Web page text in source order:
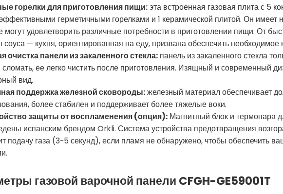
горелки для приготовления пищи:эта встроенная газовая плита с 5
герметичными горелками и 1 керамической плитой. Он имеет
могут удовлетворить различные потребности в приготовлении пищи. От
соуса — кухня, ориентированная на еду, призвана обеспечить необходимое
очистка панели из закаленного стекла:панель из закаленного стекла
сломать, ее легко чистить после приготовления. Изящный и современный
вид.
поддержка железной сковороды:железный материал обеспечивает
более стабилен и поддерживает более тяжелые воки.
защиты от воспламенения (опция):Магнитный блок и термопара
испанским брендом Orkli. Система устройства предотвращения
подачу газа (3-5 секунд), если пламя не обнаружено, чтобы обеспечить
газовой варочной панели CFGH-GE59001T